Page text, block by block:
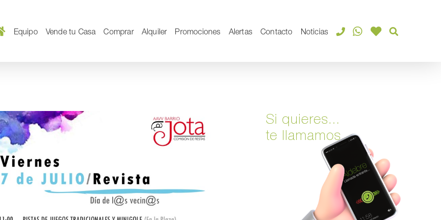
Equipo Vende tu Casa Comprar Alquiler Promociones Alertas Contacto Noticias
Si quieres...
te llamamos